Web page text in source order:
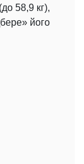
58,9 кг),
його